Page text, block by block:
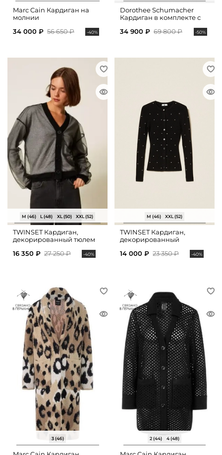
Marc Cain Кардиган на
молнии
34 000 ₽ 56 650 ₽ -40%
Dorothee Schumacher
Кардиган в комплекте с
34 900 ₽ 69 800 ₽ -50%
M (46) L (48) XL (50) XXL (52)
TWINSET Кардиган,
декорированный тюлем
16 350 ₽ 27 250 ₽ -40%
M (46) XXL (52)
TWINSET Кардиган,
декорированный
14 000 ₽ 23 350 ₽ -40%
3 (46) 2 (44) 4 (48)